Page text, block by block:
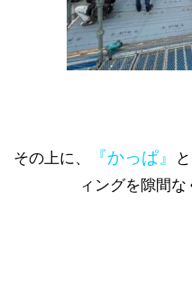
その上に、 『かっぱ』
ィングを隙間